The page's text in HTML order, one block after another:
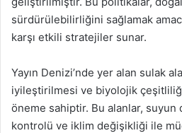
sürdürülebilirliğini sağlamak
karşı etkili stratejiler sunar.
Yayın Denizi’nde yer alan sulak
iyileştirilmesi ve biyolojik
öneme sahiptir. Bu alanlar, suyun
kontrolü ve iklim değişikliği ile